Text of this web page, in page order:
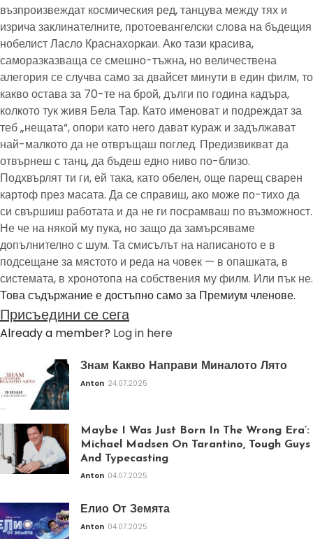
възпроизвеждат космическия ред, танцува между тях и
изрича заклинателните, протоевангелски слова на бъдещия
нобелист Ласло Краснахоркаи. Ако тази красива,
саморазказваща се смешно-тъжна, но величествена
алегория се случва само за двайсет минути в един филм, то
какво остава за 70-те на брой, дълги по година кадъра,
колкото тук живя Бела Тар. Като именоват и подреждат за
теб „нещата“, опори като него дават кураж и задължават
най-малкото да не отвръщаш поглед. Предизвикват да
отвърнеш с танц, да бъдеш едно ниво по-близо.
Подхвърлят ти ги, ей така, като обелен, още парещ сварен
картоф през масата. Да се справиш, ако може по-тихо да
си свършиш работата и да не ги посрамваш по възможност.
Не че на някой му пука, но защо да замърсяваме
допълнително с шум. Та смисълът на написаното е в
подсещане за мястото и реда на човек — в опашката, в
системата, в хронотопа на собствения му филм. Или пък не.
Това съдържание е достъпно само за Премиум членове.
Присъедини се сега
Already a member? Log in here
Знам Какво Направи Миналото Лято
Anton 24.07.2025
Maybe I Was Just Born In The Wrong Era’:
Michael Madsen On Tarantino, Tough Guys
And Typecasting
Anton 04.07.2025
Елио От Земята
Anton 04.07.2025